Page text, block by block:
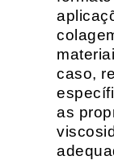
caso,
as